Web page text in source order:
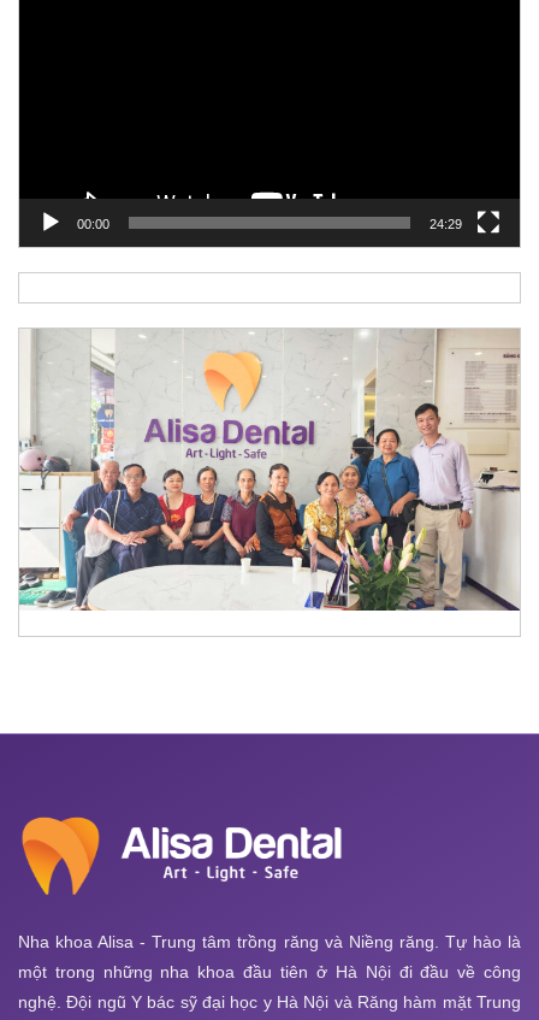
00:00 24:29
Nha khoa Alisa - Trung tâm trồng răng và Niềng răng. Tự hào là
một trong những nha khoa đầu tiên ở Hà Nội đi đầu về công
nghệ. Đội ngũ Y bác sỹ đại học y Hà Nội và Răng hàm mặt Trung